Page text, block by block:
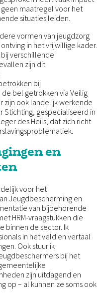
maatregel voor het
situaties leiden.
vormen van jeugdzorg
in het vrijwillige kader.
verschillende
zijn dit
bij
bel getrokken via Veilig
zijn ook landelijk werkende
Stichting, gespecialiseerd in
des Heils, dat zich richt
en
voor het
Jeugdbescherming en
van bijbehorende
HRM-vraagstukken die
binnen de sector. Ik
in het veld en vertaal
Ook stuur ik
bij het
zijn uitdagend en
op – al kunnen ze soms ook